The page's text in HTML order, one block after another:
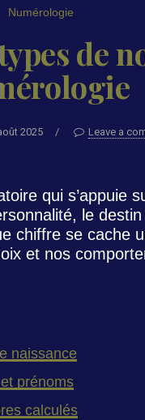
Numérologie
de
2025 / Leave a
qui s’appuie
le
chiffre se cache
et nos
naissance
prénoms
calculés